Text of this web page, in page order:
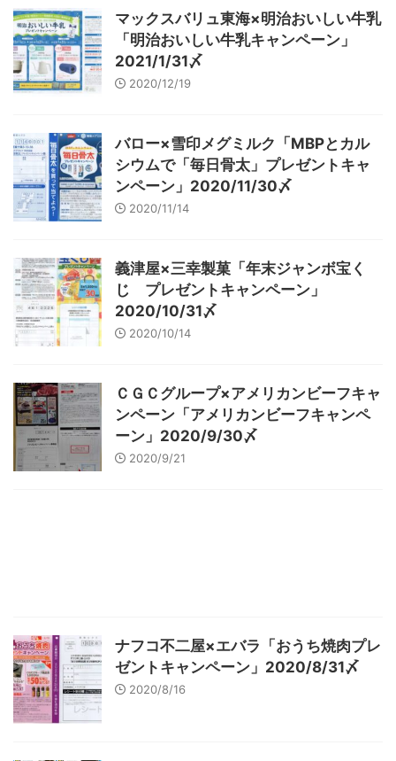
マックスバリュ東海×明治おいしい牛乳
「明治おいしい牛乳キャンペーン」
2021/1/31〆
2020/12/19
バロー×雪印メグミルク「MBPとカル
シウムで「毎日骨太」プレゼントキャ
ンペーン」2020/11/30〆
2020/11/14
義津屋×三幸製菓「年末ジャンボ宝く
じ プレゼントキャンペーン」
2020/10/31〆
2020/10/14
ＣＧＣグループ×アメリカンビーフキャ
ンペーン「アメリカンビーフキャンペ
ーン」2020/9/30〆
2020/9/21
ナフコ不二屋×エバラ「おうち焼肉プレ
ゼントキャンペーン」2020/8/31〆
2020/8/16